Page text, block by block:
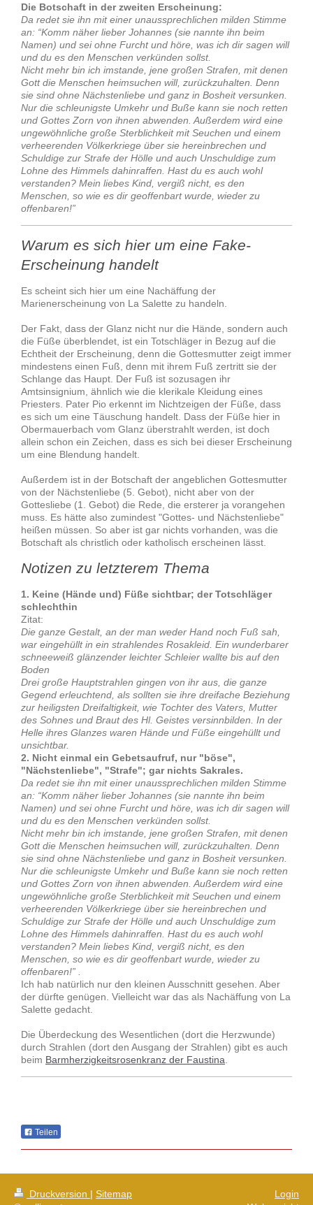
Die Botschaft in der zweiten Erscheinung:
Da redet sie ihn mit einer unaussprechlichen milden Stimme
an: “Komm näher lieber Johannes (sie nannte ihn beim
Namen) und sei ohne Furcht und höre, was ich dir sagen will
und du es den Menschen verkünden sollst.
Nicht mehr bin ich imstande, jene großen Strafen, mit denen
Gott die Menschen heimsuchen will, zurückzuhalten. Denn
sie sind ohne Nächstenliebe und ganz in Bosheit versunken.
Nur die schleunigste Umkehr und Buße kann sie noch retten
und Gottes Zorn von ihnen abwenden. Außerdem wird eine
ungewöhnliche große Sterblichkeit mit Seuchen und einem
verheerenden Völkerkriege über sie hereinbrechen und
Schuldige zur Strafe der Hölle und auch Unschuldige zum
Lohne des Himmels dahinraffen. Hast du es auch wohl
verstanden? Mein liebes Kind, vergiß nicht, es den
Menschen, so wie es dir geoffenbart wurde, wieder zu
offenbaren!”
Warum es sich hier um eine Fake-
Erscheinung handelt
Es scheint sich hier um eine Nachäffung der
Marienerscheinung von La Salette zu handeln.
Der Fakt, dass der Glanz nicht nur die Hände, sondern auch
die Füße überblendet, ist ein Totschläger in Bezug auf die
Echtheit der Erscheinung, denn die Gottesmutter zeigt immer
mindestens einen Fuß, denn mit ihrem Fuß zertritt sie der
Schlange das Haupt. Der Fuß ist sozusagen ihr
Amtsinsignium, ähnlich wie die klerikale Kleidung eines
Priesters. Pater Pio erkennt im Nichtzeigen der Füße, dass
es sich um eine Täuschung handelt. Dass der Füße hier in
Obermauerbach vom Glanz überstrahlt werden, ist doch
allein schon ein Zeichen, dass es sich bei dieser Erscheinung
um eine Blendung handelt.
Außerdem ist in der Botschaft der angeblichen Gottesmutter
von der Nächstenliebe (5. Gebot), nicht aber von der
Gottesliebe (1. Gebot) die Rede, die ersterer ja vorangehen
muss. Es hätte also zumindest "Gottes- und Nächstenliebe"
heißen müssen. So aber ist gar nichts vorhanden, was die
Botschaft als christlich oder katholisch erscheinen lässt.
Notizen zu letzterem Thema
1. Keine (Hände und) Füße sichtbar; der Totschläger
schlechthin
Zitat:
Die ganze Gestalt, an der man weder Hand noch Fuß sah,
war eingehüllt in ein strahlendes Rosakleid. Ein wunderbarer
schneeweiß glänzender leichter Schleier wallte bis auf den
Boden
Drei große Hauptstrahlen gingen von ihr aus, die ganze
Gegend erleuchtend, als sollten sie ihre dreifache Beziehung
zur heiligsten Dreifaltigkeit, wie Tochter des Vaters, Mutter
des Sohnes und Braut des Hl. Geistes versinnbilden. In der
Helle ihres Glanzes waren Hände und Füße eingehüllt und
unsichtbar.
2. Nicht einmal ein Gebetsaufruf, nur "böse",
"Nächstenliebe", "Strafe"; gar nichts Sakrales.
Da redet sie ihn mit einer unaussprechlichen milden Stimme
an: “Komm näher lieber Johannes (sie nannte ihn beim
Namen) und sei ohne Furcht und höre, was ich dir sagen will
und du es den Menschen verkünden sollst.
Nicht mehr bin ich imstande, jene großen Strafen, mit denen
Gott die Menschen heimsuchen will, zurückzuhalten. Denn
sie sind ohne Nächstenliebe und ganz in Bosheit versunken.
Nur die schleunigste Umkehr und Buße kann sie noch retten
und Gottes Zorn von ihnen abwenden. Außerdem wird eine
ungewöhnliche große Sterblichkeit mit Seuchen und einem
verheerenden Völkerkriege über sie hereinbrechen und
Schuldige zur Strafe der Hölle und auch Unschuldige zum
Lohne des Himmels dahinraffen. Hast du es auch wohl
verstanden? Mein liebes Kind, vergiß nicht, es den
Menschen, so wie es dir geoffenbart wurde, wieder zu
offenbaren!” .
Ich hab natürlich nur den kleinen Ausschnitt gesehen. Aber
der dürfte genügen. Vielleicht war das als Nachäffung von La
Salette gedacht.
Die Überdeckung des Wesentlichen (dort die Herzwunde)
durch Strahlen (dort den Ausgang der Strahlen) gibt es auch
beim Barmherzigkeitsrosenkranz der Faustina
Teilen
Druckversion | Sitemap
Login